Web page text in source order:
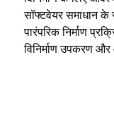
सॉफ्टवेयर समाधान के
पारंपरिक निर्माण
विनिर्माण उपकरण